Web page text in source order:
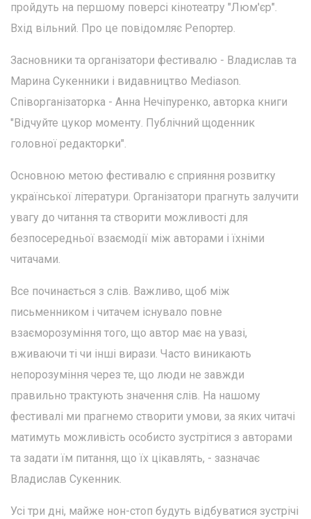
пройдуть на першому поверсі кінотеатру "Люм'єр".
Вхід вільний. Про це повідомляє Репортер.
Засновники та організатори фестивалю - Владислав та
Марина Сукенники і видавництво Mediason.
Співорганізаторка - Анна Нечіпуренко, авторка книги
"Відчуйте цукор моменту. Публічний щоденник
головної редакторки".
Основною метою фестивалю є сприяння розвитку
української літератури. Організатори прагнуть залучити
увагу до читання та створити можливості для
безпосередньої взаємодії між авторами і їхніми
читачами.
Все починається з слів. Важливо, щоб між
письменником і читачем існувало повне
взаєморозуміння того, що автор має на увазі,
вживаючи ті чи інші вирази. Часто виникають
непорозуміння через те, що люди не завжди
правильно трактують значення слів. На нашому
фестивалі ми прагнемо створити умови, за яких читачі
матимуть можливість особисто зустрітися з авторами
та задати їм питання, що їх цікавлять, - зазначає
Владислав Сукенник.
Усі три дні, майже нон-стоп будуть відбуватися зустрічі